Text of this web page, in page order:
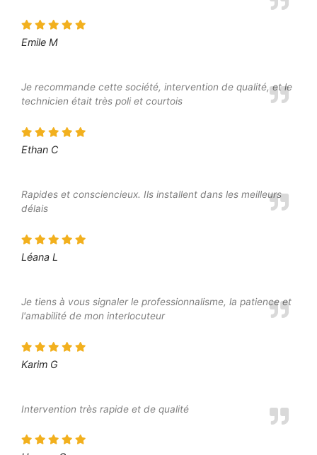
Emile M
Je recommande cette société, intervention de qualité, et le
technicien était très poli et courtois
Ethan C
Rapides et consciencieux. Ils installent dans les meilleurs
délais
Léana L
Je tiens à vous signaler le professionnalisme, la patience et
l'amabilité de mon interlocuteur
Karim G
Intervention très rapide et de qualité